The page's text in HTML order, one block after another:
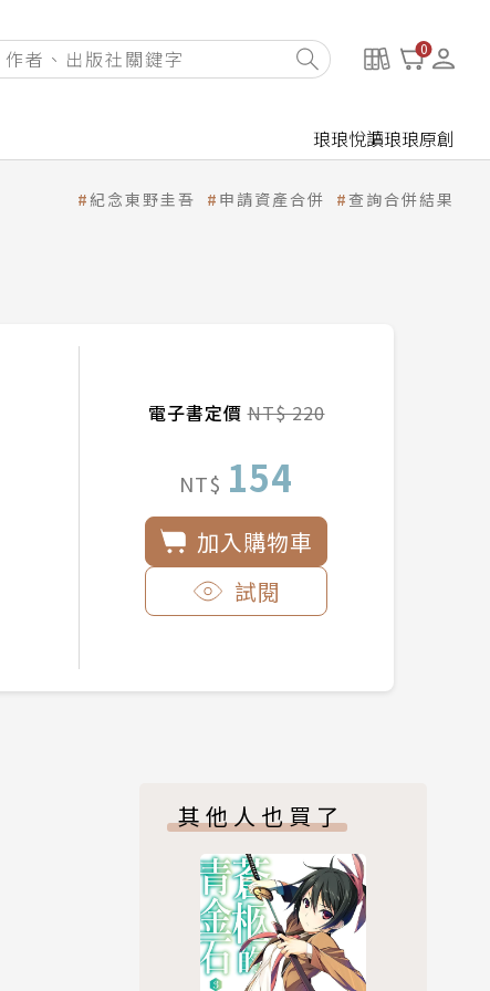
0
琅琅悅讀琅琅原創
紀念東野圭吾 申請資產合併 查詢合併結果
電子書定價NT$ 220
NT$ 154
加入購物車
試閱
其他人也買了